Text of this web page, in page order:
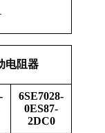
电阻器
6SE7028-
0ES87-
2DC0